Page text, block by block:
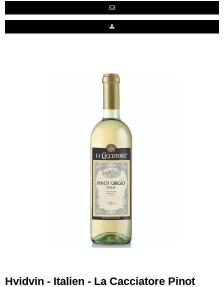
Hvidvin - Italien - La Cacciatore Pinot